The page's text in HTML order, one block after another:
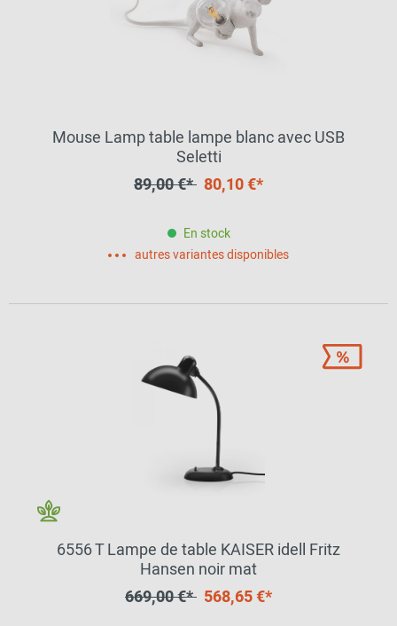
Mouse Lamp table lampe blanc avec USB
Seletti
89,00 €* 80,10 €*
En stock
autres variantes disponibles
6556 T Lampe de table KAISER idell Fritz
Hansen noir mat
669,00 €* 568,65 €*